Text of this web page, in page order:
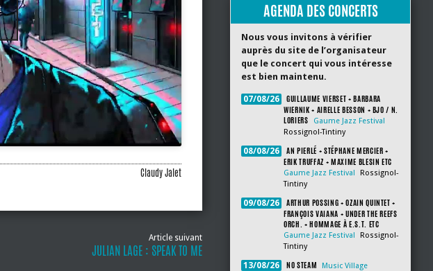
Claudy Jalet
Article suivant
JULIAN LAGE : SPEAK TO ME
AGENDA DES CONCERTS
Nous vous invitons à vérifier
auprès du site de l’organisateur
que le concert qui vous intéresse
est bien maintenu.
07/08/26
GUILLAUME VIERSET + BARBARA
WIERNIK + AIRELLE BESSON + BJO / N.
LORIERS
Gaume Jazz Festival
Rossignol-Tintiny
08/08/26
AN PIERLÉ + STÉPHANE MERCIER +
ERIK TRUFFAZ + MAXIME BLESIN ETC
Gaume Jazz Festival
Rossignol-
Tintiny
09/08/26
ARTHUR POSSING + OZAIN QUINTET +
FRANÇOIS VAIANA + UNDER THE REEFS
ORCH. + HOMMAGE À E.S.T. ETC
Gaume Jazz Festival
Rossignol-
Tintiny
13/08/26 NO STEAM
Music Village